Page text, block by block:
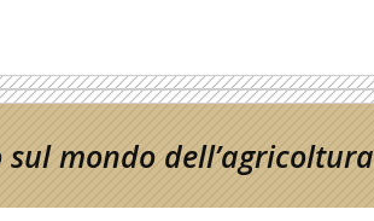
mondo dell’agricoltura